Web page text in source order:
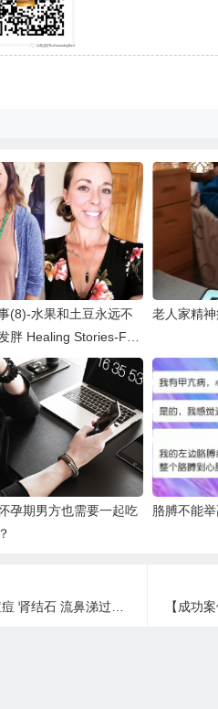
(8)-水果和土豆永远不
胖 Healing Stories-Frui
make you fat
老人家精
孕期男方也需要一起吃
胳膊不能
流鼻涕过敏 Ins分享
【成功案例】